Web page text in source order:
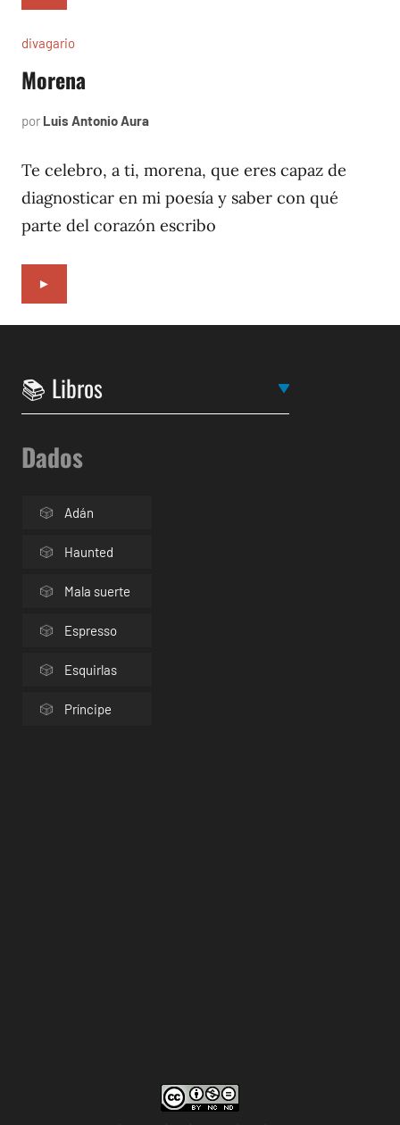
divagario
Morena
por Luis Antonio Aura
1996
Te celebro, a ti, morena, que eres capaz de
diagnosticar en mi poesía y saber con qué
parte del corazón escribo
►
Dados
Adán
Haunted
Mala suerte
Espresso
Esquirlas
Príncipe